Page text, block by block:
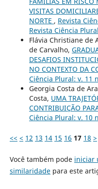
VISITAS
NORTE , Revista
Revista Ciência Plural
Flávia Christiane de
de Carvalho,
DESAFIOS
NO CONTEXTO DA
Ciência Plural: v. 11
Georgia Costa de
Costa, UMA
CONTRIBUIÇÃO
Ciência Plural: v. 10
<< < 12 13 14 15 16 17 18 >
Você também pode iniciar
similaridadepara este